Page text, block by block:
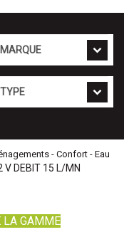
- Confort - Eau
V DEBIT 15 L/MN
LA GAMME